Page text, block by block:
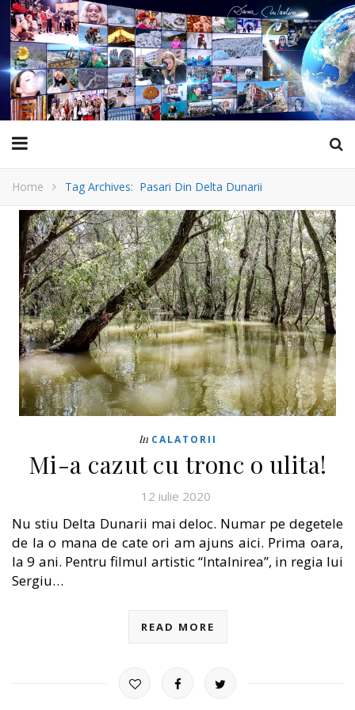
Home Tag Archives: Pasari Din Delta Dunarii
In CALATORII
Mi-a cazut cu tronc o ulita!
12 iulie 2020
Nu stiu Delta Dunarii mai deloc. Numar pe degetele
de la o mana de cate ori am ajuns aici. Prima oara,
la 9 ani. Pentru filmul artistic “Intalnirea”, in regia lui
Sergiu…
READ MORE